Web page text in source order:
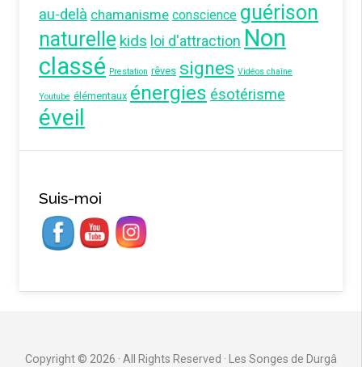
au-delà chamanisme conscience guérison
naturelle kids loi d'attraction Non
classé Prestation rêves signes Vidéos chaîne
Youtube élémentaux énergies ésotérisme
éveil
Suis-moi
Copyright © 2026 · All Rights Reserved · Les Songes de Durgâ